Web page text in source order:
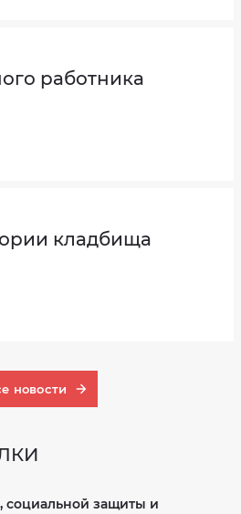
работника
кладбища
новости
социальной защиты и